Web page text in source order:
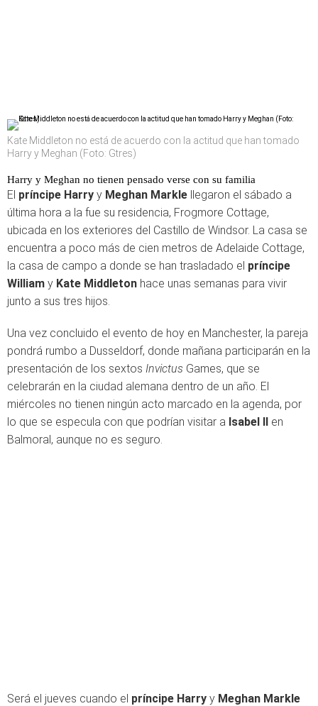
Kate Middleton no está de acuerdo con la actitud que han tomado
Harry y Meghan (Foto: Gtres)
Harry y Meghan no tienen pensado verse con su familia
El príncipe Harry y Meghan Markle llegaron el sábado a
última hora a la fue su residencia, Frogmore Cottage,
ubicada en los exteriores del Castillo de Windsor. La casa se
encuentra a poco más de cien metros de Adelaide Cottage,
la casa de campo a donde se han trasladado el príncipe
William y Kate Middleton hace unas semanas para vivir
junto a sus tres hijos.
Una vez concluido el evento de hoy en Manchester, la pareja
pondrá rumbo a Dusseldorf, donde mañana participarán en la
presentación de los sextos Invictus Games, que se
celebrarán en la ciudad alemana dentro de un año. El
miércoles no tienen ningún acto marcado en la agenda, por
lo que se especula con que podrían visitar a Isabel II en
Balmoral, aunque no es seguro.
Será el jueves cuando el príncipe Harry y Meghan Markle